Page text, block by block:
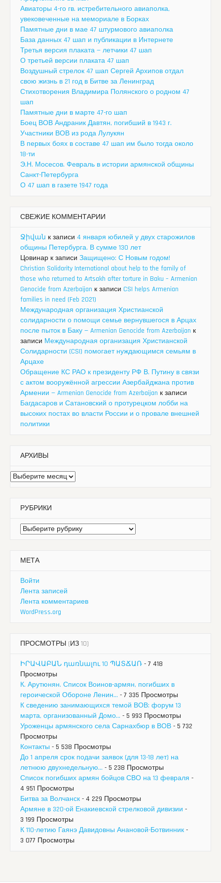
Авиаторы 4-го гв. истребительного авиаполка,
увековеченные на мемориале в Борках
Памятные дни в мае 47 штурмового авиаполка
База данных 47 шап и публикации в Интернете
Третья версия плаката — летчики 47 шап
О третьей версии плаката 47 шап
Воздушный стрелок 47 шап Сергей Архипов отдал
свою жизнь в 21 год в Битве за Ленинград
Стихотворения Владимира Полянского о родном 47
шап
Памятные дни в марте 47-го шап
Боец ВОВ Андраник Давтян, погибший в 1943 г.
Участники ВОВ из рода Лулукян
В первых боях в составе 47 шап им было тогда около
18-ти
Э.Н. Мосесов. Февраль в истории армянской общины
Санкт-Петербурга
О 47 шап в газете 1947 года
СВЕЖИЕ КОММЕНТАРИИ
Ջիվան к записи 4 января юбилей у двух старожилов
общины Петербурга. В сумме 130 лет
Цовинар к записи Защищено: С Новым годом!
Christian Solidarity International about help to the family of
those who returned to Artsakh after torture in Baku – Armenian
Genocide from Azerbaijan к записи CSI helps Armenian
families in need (Feb 2021)
Международная организация Христианской
солидарности о помощи семье вернувшегося в Арцах
после пыток в Баку — Armenian Genocide from Azerbaijan к
записи Международная организация Христианской
Солидарности (CSI) помогает нуждающимся семьям в
Арцахе
Обращение КС РАО к президенту РФ В. Путину в связи
с актом вооружённой агрессии Азербайджана против
Армении — Armenian Genocide from Azerbaijan к записи
Багдасаров и Сатановский о протурецком лобби на
высоких постах во власти России и о провале внешней
политики
АРХИВЫ
Архивы
РУБРИКИ
Рубрики
МЕТА
Войти
Лента записей
Лента комментариев
WordPress.org
ПРОСМОТРЫ (ИЗ 10)
ԻՐԱՎԱԲԱՆ դառնալու 10 ՊԱՏՃԱՌ - 7 418
Просмотры
К. Арутюнян. Список Воинов-армян, погибших в
героической Обороне Ленин... - 7 335 Просмотры
К сведению занимающихся темой ВОВ: форум 13
марта, организованный Домо... - 5 993 Просмотры
Уроженцы армянского села Сарнахбюр в ВОВ - 5 732
Просмотры
Контакты - 5 538 Просмотры
До 1 апреля срок подачи заявок (для 13-18 лет) на
летнюю двухнедельную... - 5 238 Просмотры
Список погибших армян бойцов СВО на 13 февраля -
4 951 Просмотры
Битва за Волчанск - 4 229 Просмотры
Армяне в 320-ой Енакиевской стрелковой дивизии -
3 199 Просмотры
К 110-летию Гаянэ Давидовны Анановой-Ботвинник -
3 077 Просмотры